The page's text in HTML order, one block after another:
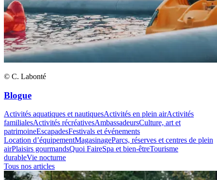
© C. Labonté
Blogue
Activités aquatiques et nautiquesActivités en plein airActivités
familialesActivités récréativesAmbassadeursCulture, art et
patrimoineEscapadesFestivals et événements
Location d’équipementMagasinageParcs, réserves et centres de plein
airPlaisirs gourmandsQuoi FaireSpa et bien-êtreTourisme
durableVie nocturne
Tous nos articles